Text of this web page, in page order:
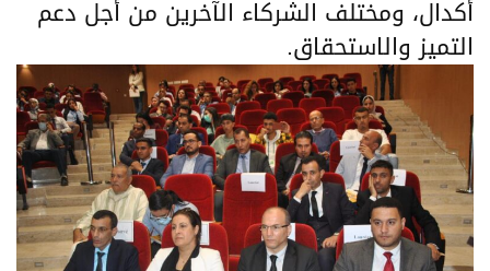
أكدال، ومختلف الشركاء الآخرين من أجل دعم
التميز والاستحقاق.